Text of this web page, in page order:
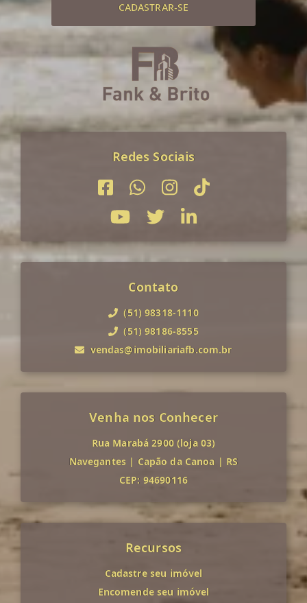
CADASTRAR-SE
Redes Sociais
Contato
(51) 98318-1110
(51) 98186-8555
vendas@imobiliariafb.com.br
Venha nos Conhecer
Rua Marabá 2900 (loja 03)
Navegantes | Capão da Canoa | RS
CEP: 94690116
Recursos
Cadastre seu imóvel
Encomende seu imóvel